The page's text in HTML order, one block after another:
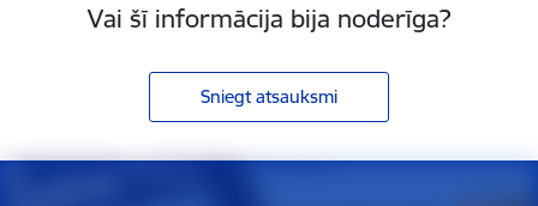
Vai šī informācija bija noderīga?
Sniegt atsauksmi